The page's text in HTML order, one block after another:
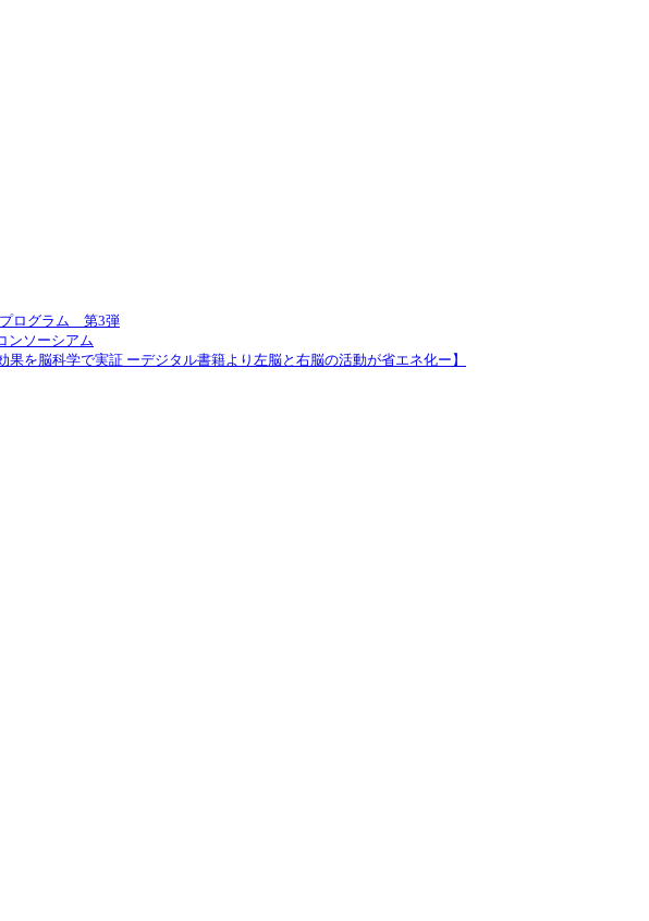
プログラム 第3弾
ンソーシアム
脳科学で実証 ーデジタル書籍より左脳と右脳の活動が省エネ化ー】